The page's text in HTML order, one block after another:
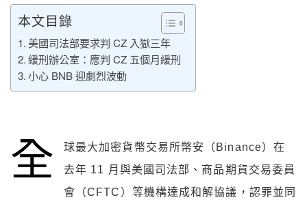
本文目錄
美國司法部要求判 CZ 入獄三年
緩刑辦公室：應判 CZ 五個月緩刑
小心 BNB 迎劇烈波動
全
球最大加密貨幣交易所幣安（Binance）在
去年 11 月與美國司法部、商品期貨交易委員
會（CFTC）等機構達成和解協議，認罪並同